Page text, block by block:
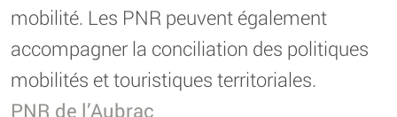
mobilité. Les PNR peuvent également
accompagner la conciliation des politiques
mobilités et touristiques territoriales.
PNR de l’Aubrac